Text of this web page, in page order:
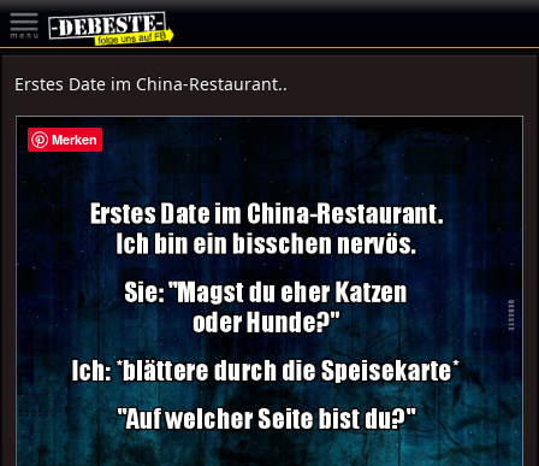
Erstes Date im China-Restaurant..
Merken